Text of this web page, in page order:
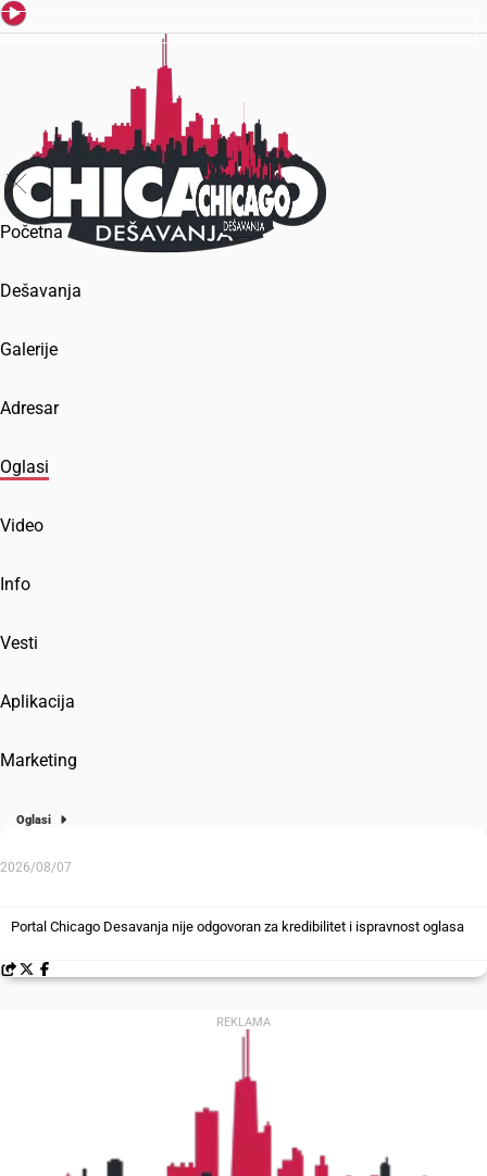
Početna
Dešavanja
Galerije
Adresar
Oglasi
Video
Info
Vesti
Aplikacija
Marketing
Oglasi
Portal Chicago Desavanja nije odgovoran za kredibilitet i ispravnost oglasa
2026/08/07
REKLAMA